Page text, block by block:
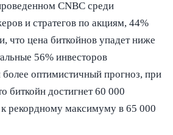
CNBC среди
и стратегов по акциям, 44%
что цена биткойнов упадет ниже
56% инвесторов
оптимистичный прогноз, при
биткойн достигнет 60 000
к рекордному максимуму в 65 000